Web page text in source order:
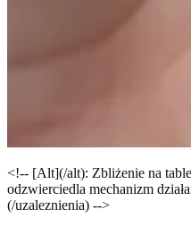
<!-- [Alt](/alt): Zbliżenie na
odzwierciedla mechanizm
(/uzaleznienia) -->